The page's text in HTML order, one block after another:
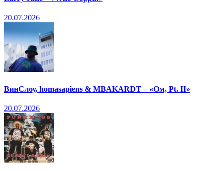
20.07.2026
ВинСлоу, homasapiens & MBAKARDT – «Ом, Pt. II»
20.07.2026